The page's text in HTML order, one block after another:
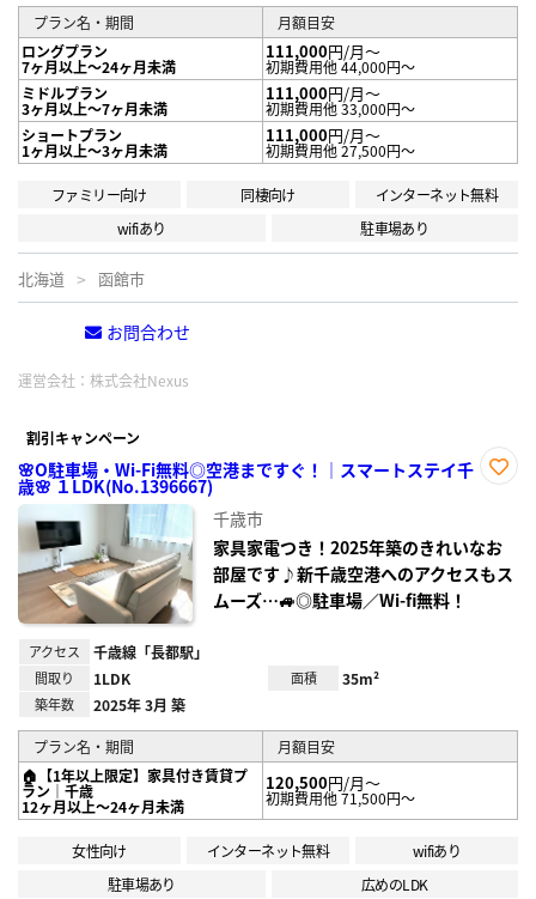
プラン名・期間
月額目安
ロングプラン
7ヶ月以上～24ヶ月未満
111,000円/月～
初期費用他 44,000円～
ミドルプラン
3ヶ月以上～7ヶ月未満
111,000円/月～
初期費用他 33,000円～
ショートプラン
1ヶ月以上～3ヶ月未満
111,000円/月～
初期費用他 27,500円～
ファミリー向け 同棲向け
インターネット無料
wifiあり
駐車場あり
北海道 函館市
お問合わせ
運営会社： 株式会社Nexus
割引キャンペーン
🌸O駐車場・Wi-Fi無料◎空港まですぐ！｜スマートステイ千
歳🌸 １LDK(No.1396667)
録
千歳市
家具家電つき！2025年築のきれいなお
部屋です♪新千歳空港へのアクセスもス
ムーズ…🚙◎駐車場／Wi-fi無料！
アクセス 千歳線「長都駅」
間取り 1LDK 面積 35m²
築年数 2025年 3月 築
プラン名・期間
月額目安
🏠【1年以上限定】家具付き賃貸プ
ラン｜千歳
12ヶ月以上～24ヶ月未満
120,500円/月～
初期費用他 71,500円～
女性向け インターネット無料
wifiあり
駐車場あり
広めのLDK